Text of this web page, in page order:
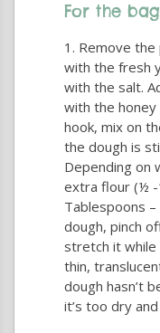
For the
Remove
with the fresh
with the salt.
with the honey
hook, mix on
the dough is
Depending on
extra flour (½ -
Tablespoons
dough, pinch
stretch it while
thin,
dough hasn’t
it’s too dry